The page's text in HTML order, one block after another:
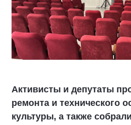
Активисты и депутаты
ремонта и технического
культуры, а также